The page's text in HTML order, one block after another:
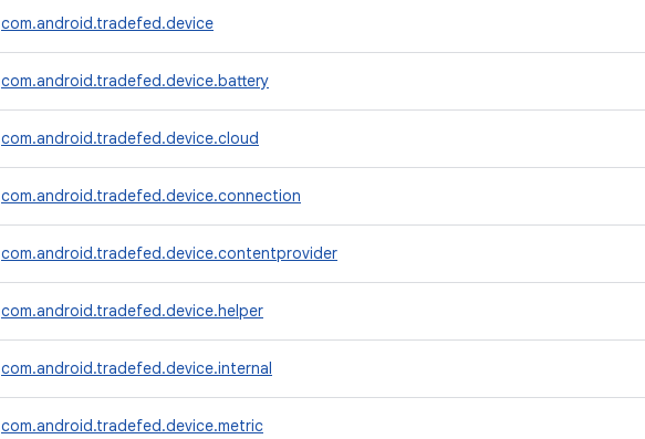
com.android.tradefed.device
com.android.tradefed.device.battery
com.android.tradefed.device.cloud
com.android.tradefed.device.connection
com.android.tradefed.device.contentprovider
com.android.tradefed.device.helper
com.android.tradefed.device.internal
com.android.tradefed.device.metric